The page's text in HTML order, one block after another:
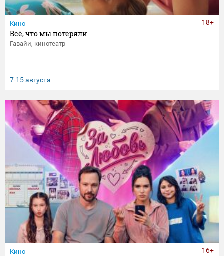
Кино
Всё, что мы потеряли
Гавайи, кинотеатр
7-15 августа
18+
Кино 16+